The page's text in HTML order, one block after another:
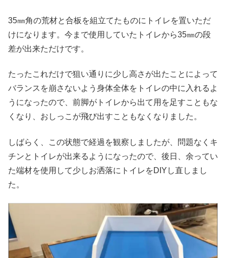
35㎜角の荒材と合板を組立てたものにトイレを置いただ
けになります。今まで使用していたトイレから35㎜の段
差が出来ただけです。
たったこれだけで狙い通りに少し高さが出たことによって
バランスを崩さないよう身体全体をトイレの中に入れるよ
うになったので、前脚がトイレから出て用を足すこともな
くなり、おしっこが飛び出すこともなくなりました。
しばらく、この状態で経過を観察しましたが、問題なくキ
チンとトイレが出来るようになったので、後日、余ってい
た端材を使用して少しお洒落にトイレをDIYし直しまし
た。